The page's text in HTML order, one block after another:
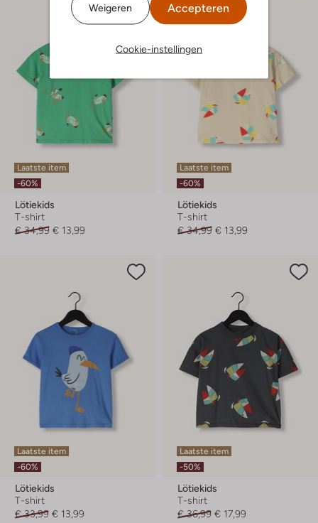
Weigeren Accepteren
Cookie-instellingen
Laatste item
-60%
Lötiekids
T-shirt
€ 34,99 € 13,99
Laatste item
-60%
Lötiekids
T-shirt
€ 34,99 € 13,99
Laatste item
-60%
Lötiekids
T-shirt
€ 33,99 € 13,99
Laatste item
-50%
Lötiekids
T-shirt
€ 36,99 € 17,99